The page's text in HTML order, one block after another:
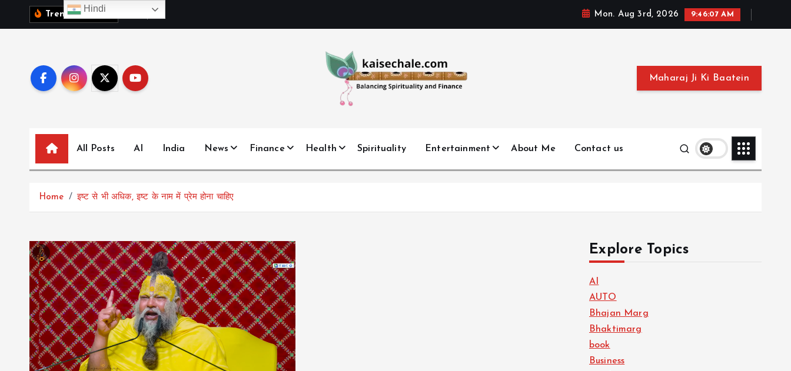
Trending News: ब Mon. Aug 3rd, 2026 9:46:08 AM
Maharaj Ji Ki Baatein
All Posts AI India News Finance Health Spirituality Entertainment About Me Contact us
Home इष्ट से भी अधिक, इष्ट के नाम में प्रेम होना चाहिए
Explore Topics
AI
AUTO
Bhajan Marg
Bhaktimarg
book
Business
Hindi